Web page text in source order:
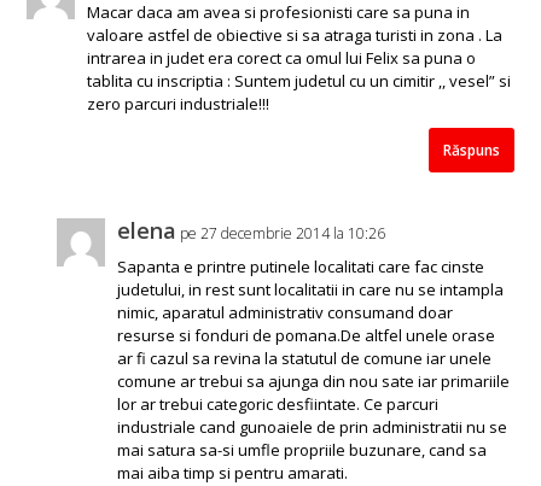
Macar daca am avea si profesionisti care sa puna in
valoare astfel de obiective si sa atraga turisti in zona . La
intrarea in judet era corect ca omul lui Felix sa puna o
tablita cu inscriptia : Suntem judetul cu un cimitir ,, vesel” si
zero parcuri industriale!!!
Răspuns
elena pe 27 decembrie 2014 la 10:26
Sapanta e printre putinele localitati care fac cinste
judetului, in rest sunt localitatii in care nu se intampla
nimic, aparatul administrativ consumand doar
resurse si fonduri de pomana.De altfel unele orase
ar fi cazul sa revina la statutul de comune iar unele
comune ar trebui sa ajunga din nou sate iar primariile
lor ar trebui categoric desfiintate. Ce parcuri
industriale cand gunoaiele de prin administratii nu se
mai satura sa-si umfle propriile buzunare, cand sa
mai aiba timp si pentru amarati.